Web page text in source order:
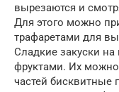
вырезаются и
Для этого можно
трафаретами для
Сладкие закуски на
фруктами. Их можно
частей бисквитные